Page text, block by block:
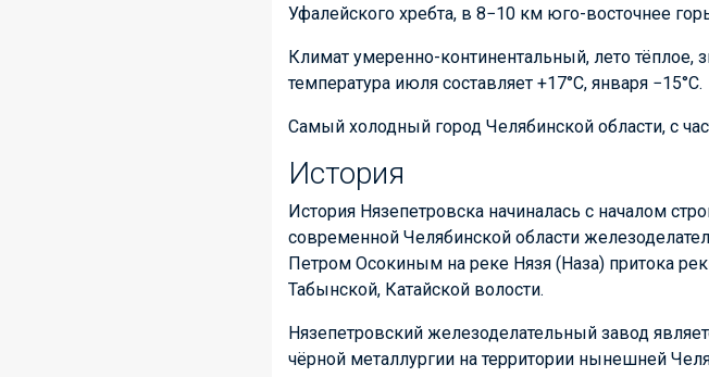
Уфалейского хребта, в 8−10 км юго-восточнее
Климат умеренно-континентальный, лето тёплое,
температура июля составляет +17°С, января −15°С.
Самый холодный город Челябинской области, с
История
История Нязепетровска начиналась с началом
современной Челябинской области
Петром Осокиным на реке Нязя (Наза) притока
Табынской, Катайской волости.
Нязепетровский железоделательный завод
чёрной металлургии на территории нынешней